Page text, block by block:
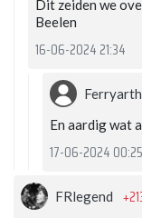
Dit zeiden we
Beelen
16-06-2024 21:34
En aardig wat
17-06-2024 00:25
FRlegend